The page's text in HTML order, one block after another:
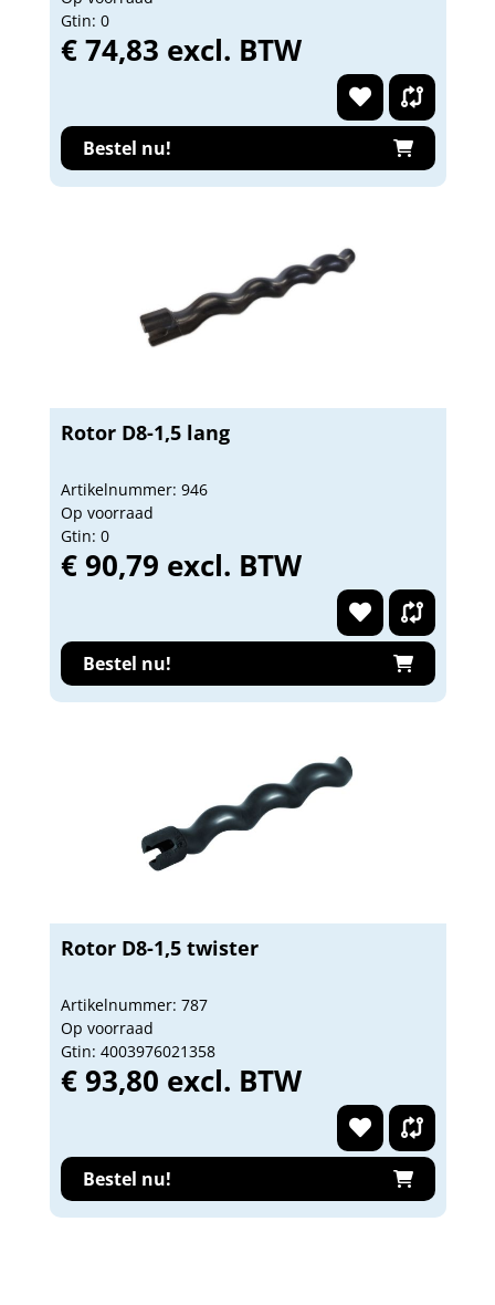
Gtin: 0
€ 74,83 excl. BTW
Bestel nu!
Rotor D8-1,5 lang
Artikelnummer: 946
Op voorraad
Gtin: 0
€ 90,79 excl. BTW
Bestel nu!
Rotor D8-1,5 twister
Artikelnummer: 787
Op voorraad
Gtin: 4003976021358
€ 93,80 excl. BTW
Bestel nu!